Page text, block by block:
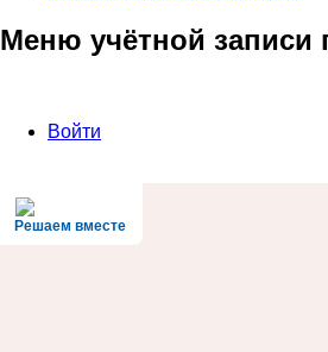
Меню учётной записи
Войти
Решаем вместе